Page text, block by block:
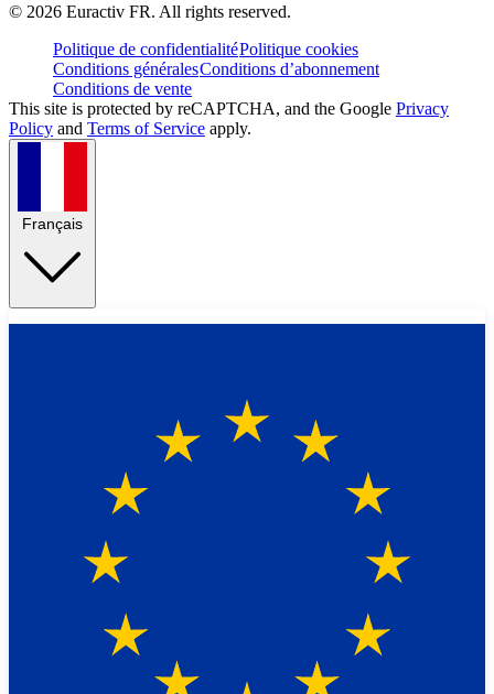
© 2026 Euractiv FR. All rights reserved.
Politique de confidentialitéPolitique cookies
Conditions généralesConditions d’abonnement
Conditions de vente
This site is protected by reCAPTCHA, and the Google Privacy
Policy and Terms of Service apply.
Français